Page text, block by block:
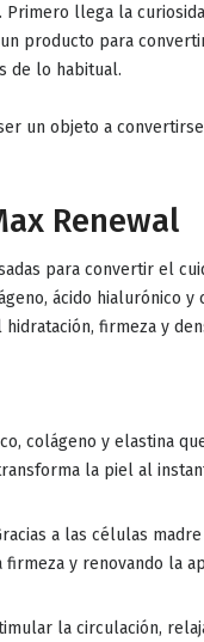
. Primero llega la
producto para
de lo habitual.
un objeto a
Renewal
para convertir el
ácido hialurónico y
firmeza y
colágeno y elastina
la piel al
a las células madre
y renovando la
la circulación,